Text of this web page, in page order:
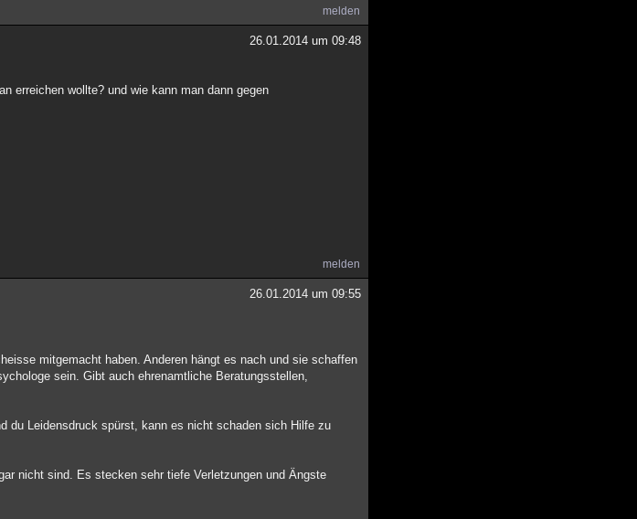
melden
26.01.2014 um 09:48
erreichen wollte? und wie kann man dann gegen
melden
26.01.2014 um 09:55
mitgemacht haben. Anderen hängt es nach und sie schaffen
sein. Gibt auch ehrenamtliche Beratungsstellen,
du Leidensdruck spürst, kann es nicht schaden sich Hilfe zu
nicht sind. Es stecken sehr tiefe Verletzungen und Ängste